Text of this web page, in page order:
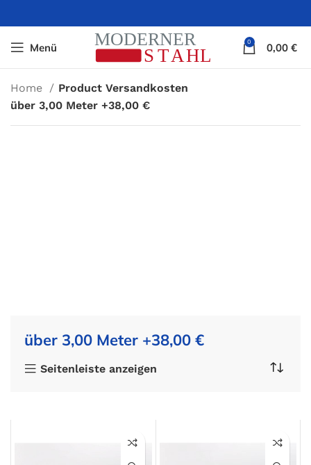
Menü 0 0,00 €
Home
Product Versandkosten
über 3,00 Meter +38,00 €
über 3,00 Meter +38,00 €
Seitenleiste anzeigen